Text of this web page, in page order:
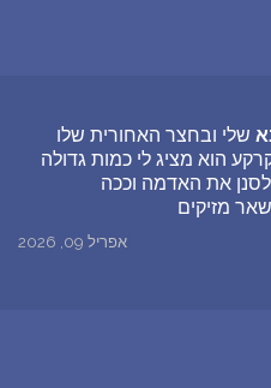
שלי ובחצר האחורית שלו
הוא מציג לי כמות גדולה
לסנן את האדמה וככה
מזיקים
אפריל 09, 2026